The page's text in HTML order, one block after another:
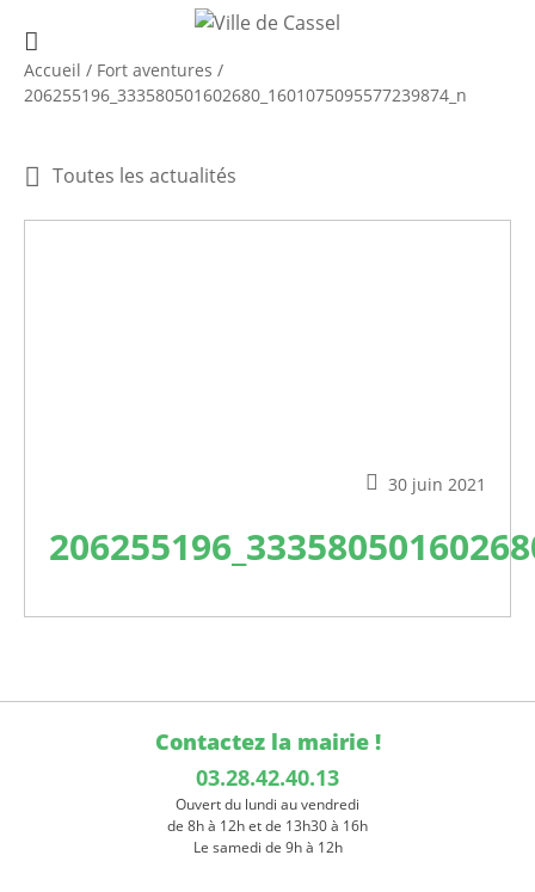
Accueil / Fort aventures /
206255196_333580501602680_1601075095577239874_n
Toutes les actualités
30 juin 2021
Contactez la mairie !
03.28.42.40.13
Ouvert du lundi au vendredi
de 8h à 12h et de 13h30 à 16h
Le samedi de 9h à 12h